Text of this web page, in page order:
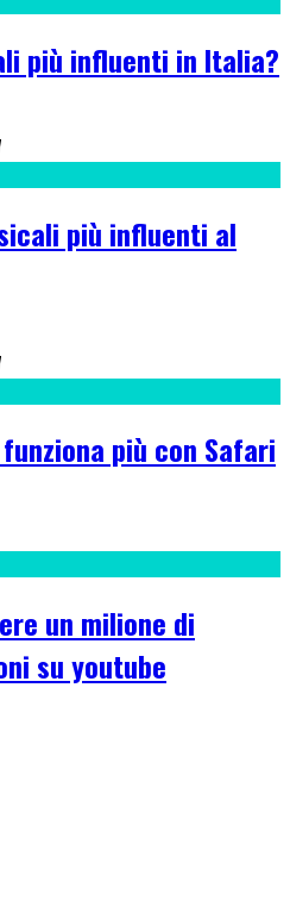
più influenti in Italia?
più influenti al
più con Safari
un milione di
su youtube